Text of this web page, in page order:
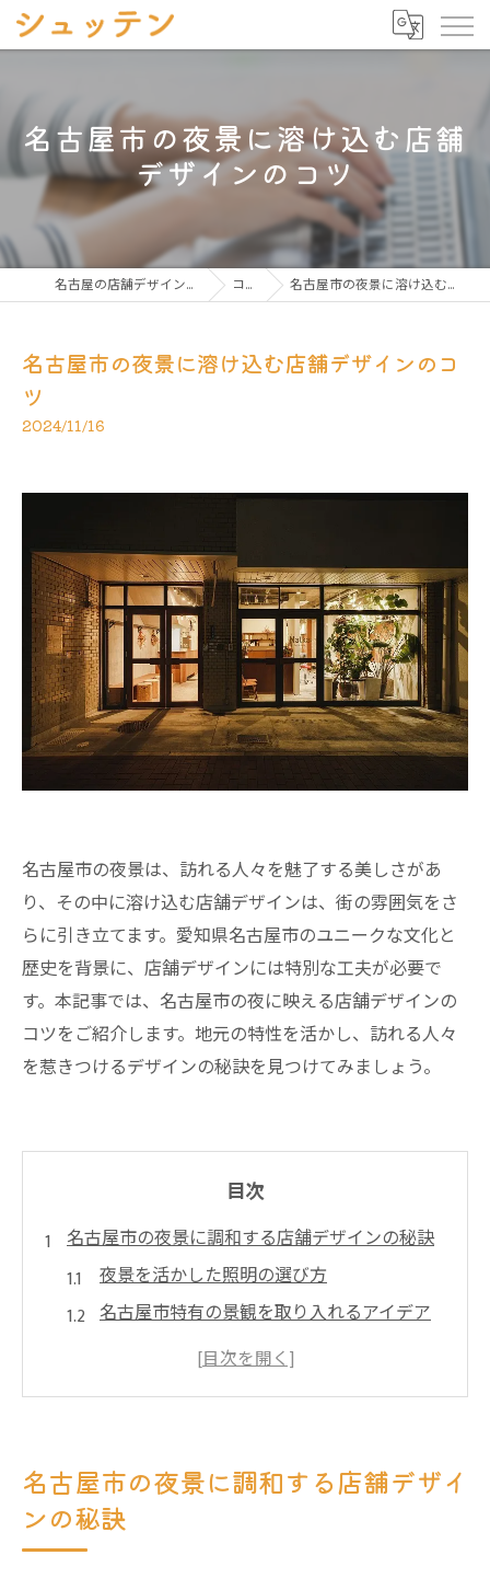
名古屋市の夜景に溶け込む店舗
デザインのコツ
名古屋の店舗デザインならシュッテン コラム 名古屋市の夜景に溶け込む店舗デザインのコツ
名古屋市の夜景に溶け込む店舗デザインのコ
ツ
2024/11/16
名古屋市の夜景は、訪れる人々を魅了する美しさがあ
り、その中に溶け込む店舗デザインは、街の雰囲気をさ
らに引き立てます。愛知県名古屋市のユニークな文化と
歴史を背景に、店舗デザインには特別な工夫が必要で
す。本記事では、名古屋市の夜に映える店舗デザインの
コツをご紹介します。地元の特性を活かし、訪れる人々
を惹きつけるデザインの秘訣を見つけてみましょう。
目次
名古屋市の夜景に調和する店舗デザインの秘訣
夜景を活かした照明の選び方
名古屋市特有の景観を取り入れるアイデア
夜間の雰囲気を高める外装デザイン
店舗デザインで名古屋市の文化を夜に引き立て
る方法
名古屋市の夜景に調和する店舗デザイ
ンの秘訣